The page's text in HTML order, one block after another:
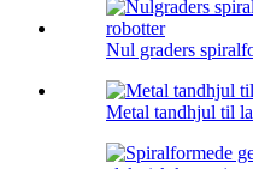
Nul graders
Metal tandhjul til